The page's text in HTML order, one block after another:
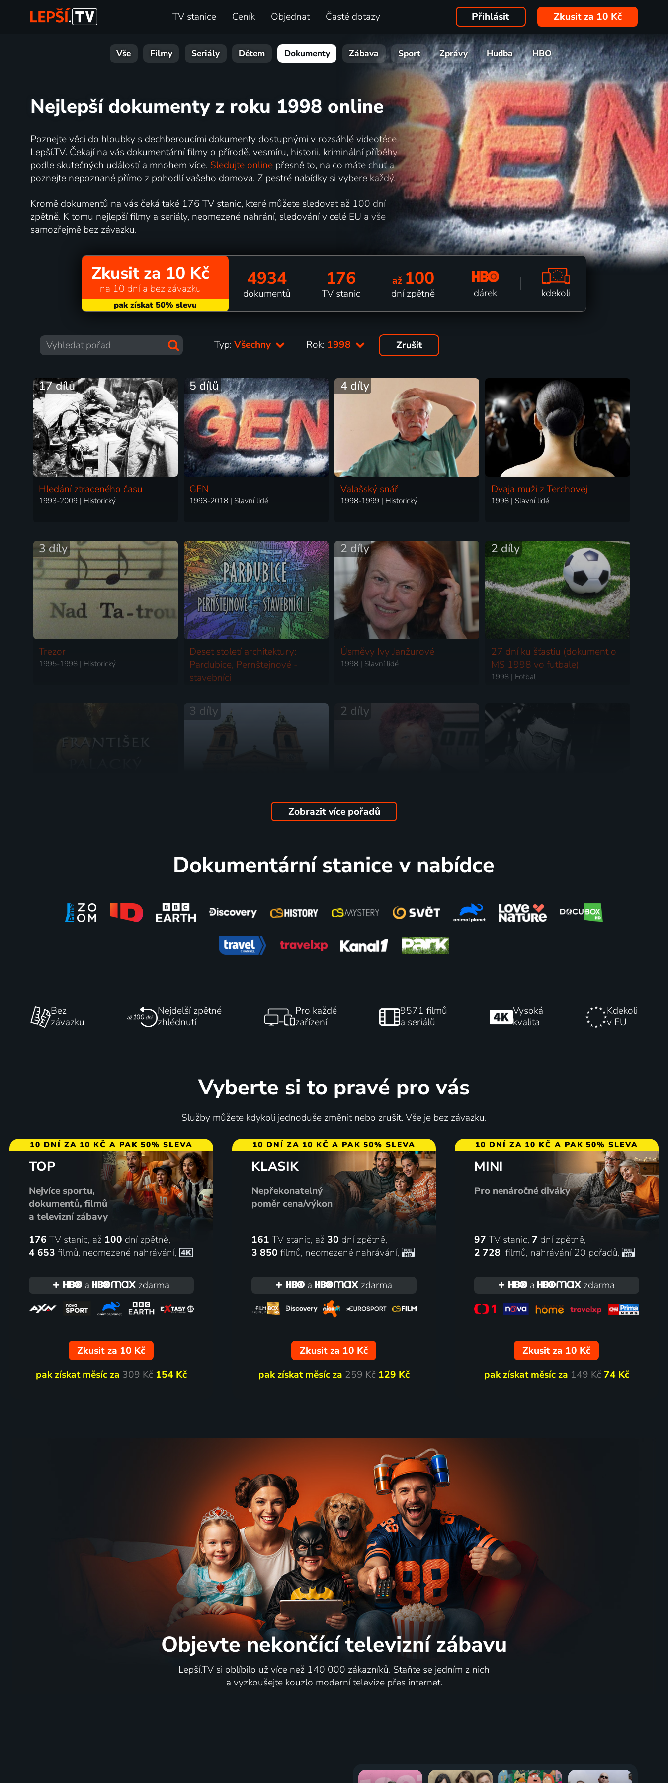
TV stanice Ceník Objednat Časté dotazy Přihlásit Zkusit za 10 Kč
Vše Filmy Seriály Dětem Dokumenty Zábava Sport Zprávy Hudba HBO
Nejlepší dokumenty z roku 1998 online
Poznejte věci do hloubky s dechberoucími dokumenty dostupnými v rozsáhlé videotéce
Lepší.TV. Čekají na vás dokumentární filmy o přírodě, vesmíru, historii, kriminální příběhy
podle skutečných událostí a mnohem více. Sledujte onlinepřesně to, na co máte chuť a
poznejte nepoznané přímo z pohodlí vašeho domova. Z pestré nabídky si vybere každý.
Kromě dokumentů na vás čeká také 176 TV stanic, které můžete sledovat až 100 dní
zpětně. K tomu nejlepší filmy a seriály, neomezené nahrání, sledování v celé EU a vše
samozřejmě bez závazku.
Zkusit za 10 Kč
na 10 dní a bez závazku 4934
dokumentů
176
TV stanic
až 100
dní zpětně dárek kdekoli
Typ:Všechny Rok: 1998 Zrušit
17 dílů
Hledání ztraceného času
1993-2009 | Historický
5 dílů
GEN
1993-2018 | Slavní lidé
4 díly
Valašský snář
1998-1999 | Historický
Dvaja muži z Terchovej
1998 | Slavní lidé
3 díly
Trezor
1995-1998 | Historický
Deset století architektury:
Pardubice, Pernštejnové -
stavebníci
2 díly
Úsměvy Ivy Janžurové
1998 | Slavní lidé
2 díly
27 dní ku šťastiu (dokument o
MS 1998 vo futbale)
1998 | Fotbal
3 díly
Deset století architektury
2 díly
Úsměvy Heleny Růžičkové
Zobrazit více pořadů
Dokumentární stanice v nabídce
Bez
závazku
Nejdelší zpětné
zhlédnutí
Pro každé
zařízení
9571 filmů
a seriálů
Vysoká
kvalita
Kdekoli
v EU
Vyberte si to pravé pro vás
Služby můžete kdykoli jednoduše změnit nebo zrušit. Vše je bez závazku.
10 DNÍ ZA 10 KČ A PAK 50% SLEVA
TOP
Nejvíce sportu,
dokumentů, filmů
a televizní zábavy
176 TV stanic, až 100 dní zpětně,
4 653 filmů, neomezené nahrávání,
a zdarma
Zkusit za 10 Kč
pak získat měsíc za309 Kč 154 Kč
10 DNÍ ZA 10 KČ A PAK 50% SLEVA
KLASIK
Nepřekonatelný
poměr cena/výkon
161 TV stanic, až 30 dní zpětně,
3 850 filmů, neomezené nahrávání,
a zdarma
Zkusit za 10 Kč
pak získat měsíc za259 Kč 129 Kč
10 DNÍ ZA 10 KČ A PAK 50% SLEVA
MINI
Pro nenáročné diváky
97 TV stanic, 7 dní zpětně,
2 728 filmů, nahrávání 20 pořadů,
a zdarma
Zkusit za 10 Kč
pak získat měsíc za149 Kč 74 Kč
Objevte nekončící televizní zábavu
Lepší.TV si oblíbilo už více než 140 000 zákazníků. Staňte se jedním z nich
a vyzkoušejte kouzlo moderní televize přes internet.